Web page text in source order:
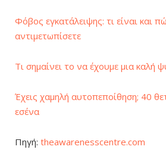
Φόβος εγκατάλειψης: τι είναι και
αντιμετωπίσετε
Τι σημαίνει το να έχουμε μια καλή
Έχεις χαμηλή αυτοπεποίθηση; 40
εσένα
Πηγή: theawarenesscentre.com